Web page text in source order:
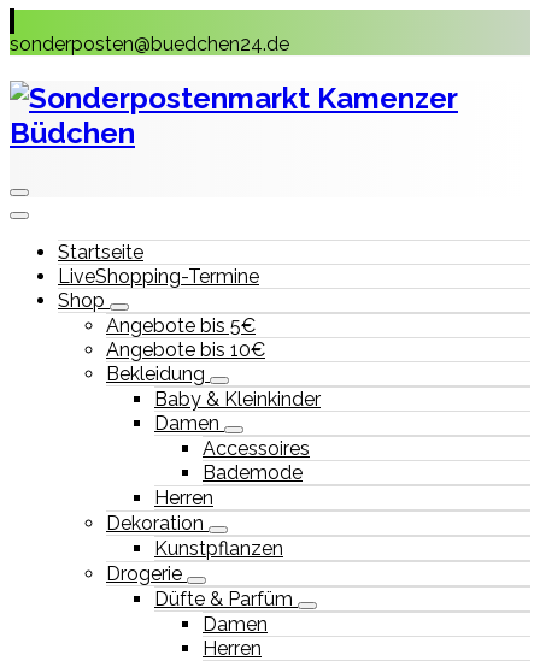
to
sonderposten@buedchen24.de
Startseite
LiveShopping-Termine
Shop
Angebote bis 5€
Angebote bis 10€
Bekleidung
Baby & Kleinkinder
Damen
Accessoires
Bademode
Herren
Dekoration
Kunstpflanzen
Drogerie
Düfte & Parfüm
Damen
Herren